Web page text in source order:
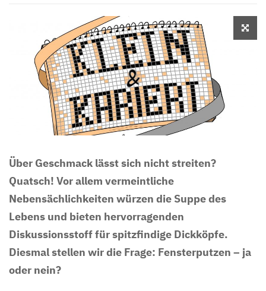
Über Geschmack lässt sich nicht streiten?
Quatsch! Vor allem vermeintliche
Nebensächlichkeiten würzen die Suppe des
Lebens und bieten hervorragenden
Diskussionsstoff für spitzfindige Dickköpfe.
Diesmal stellen wir die Frage: Fensterputzen – ja
oder nein?